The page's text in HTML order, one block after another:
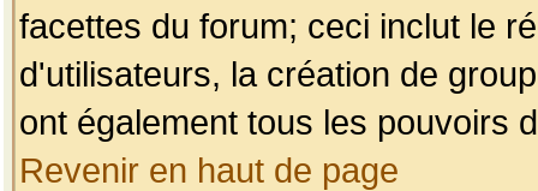
facettes du forum; ceci inclut le
d'utilisateurs, la création de
ont également tous les pouvoirs
Revenir en haut de page